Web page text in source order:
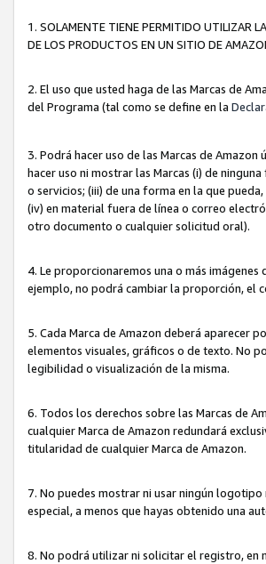
1. SOLAMENTE TIENE PERMITIDO UTILIZAR
DE LOS PRODUCTOS EN UN SITIO DE
2. El uso que usted haga de las Marcas de
del Programa (tal como se define en la
3. Podrá hacer uso de las Marcas de
hacer uso ni mostrar las Marcas (i) de
o servicios; (iii) de una forma en la que
(iv) en material fuera de línea o correo
otro documento o cualquier solicitud oral).
4. Le proporcionaremos una o más
ejemplo, no podrá cambiar la proporción, el
5. Cada Marca de Amazon deberá aparecer
elementos visuales, gráficos o de texto. No
legibilidad o visualización de la misma.
6. Todos los derechos sobre las Marcas de
cualquier Marca de Amazon redundará
titularidad de cualquier Marca de Amazon.
7. No puedes mostrar ni usar ningún
especial, a menos que hayas obtenido una
8. No podrá utilizar ni solicitar el registro, en